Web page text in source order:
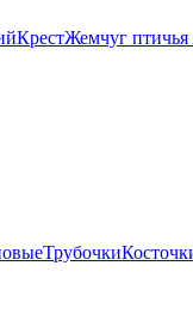
КрестЖемчуг птичья
Трубочки